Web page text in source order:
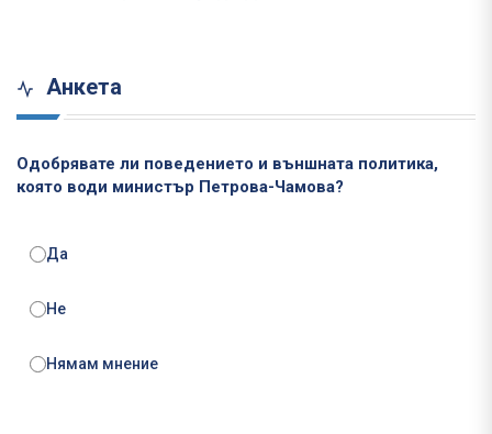
Анкета
Одобрявате ли поведението и външната политика,
която води министър Петрова-Чамова?
Да
Не
Нямам мнение